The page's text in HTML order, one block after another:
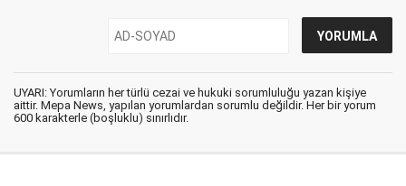
UYARI: Yorumların her türlü cezai ve hukuki sorumluluğu yazan kişiye
aittir. Mepa News, yapılan yorumlardan sorumlu değildir. Her bir yorum
600 karakterle (boşluklu) sınırlıdır.